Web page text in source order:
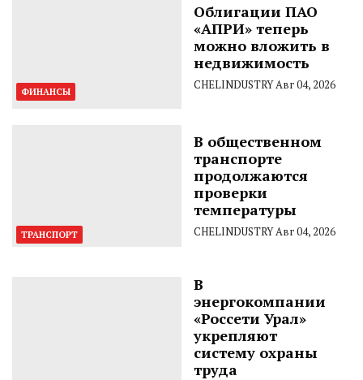
ФИНАНСЫ
Облигации ПАО
«АПРИ» теперь
можно вложить в
недвижимость
CHELINDUSTRYАвг 04, 2026
ТРАНСПОРТ
В общественном
транспорте
продолжаются
проверки
температуры
CHELINDUSTRYАвг 04, 2026
В
энергокомпании
«Россети Урал»
укрепляют
систему охраны
труда